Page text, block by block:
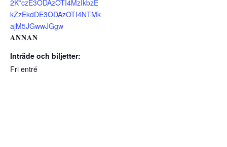
2K*czE3ODAzOTI4MzIkbzE
kZzEkdDE3ODAzOTI4NTMk
ajM5JGwwJGgw
ANNAN
Inträde och biljetter:
Fri entré